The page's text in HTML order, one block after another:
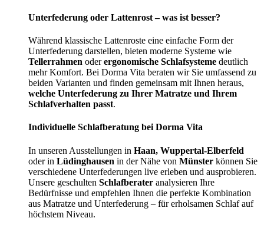
Unterfederung oder Lattenrost – was ist besser?
Während klassische Lattenroste eine einfache Form der
Unterfederung darstellen, bieten moderne Systeme wie
Tellerrahmen oderergonomische Schlafsysteme deutlich
mehr Komfort. Bei Dorma Vita beraten wir Sie umfassend zu
beiden Varianten und finden gemeinsam mit Ihnen heraus,
welche Unterfederung zu Ihrer Matratze und Ihrem
Schlafverhalten passt.
Individuelle Schlafberatung bei Dorma Vita
In unseren Ausstellungen in Haan, Wuppertal-Elberfeld
oder in Lüdinghausen in der Nähe von Münster können Sie
verschiedene Unterfederungen live erleben und ausprobieren.
Unsere geschulten Schlafberater analysieren Ihre
Bedürfnisse und empfehlen Ihnen die perfekte Kombination
aus Matratze und Unterfederung – für erholsamen Schlaf auf
höchstem Niveau.